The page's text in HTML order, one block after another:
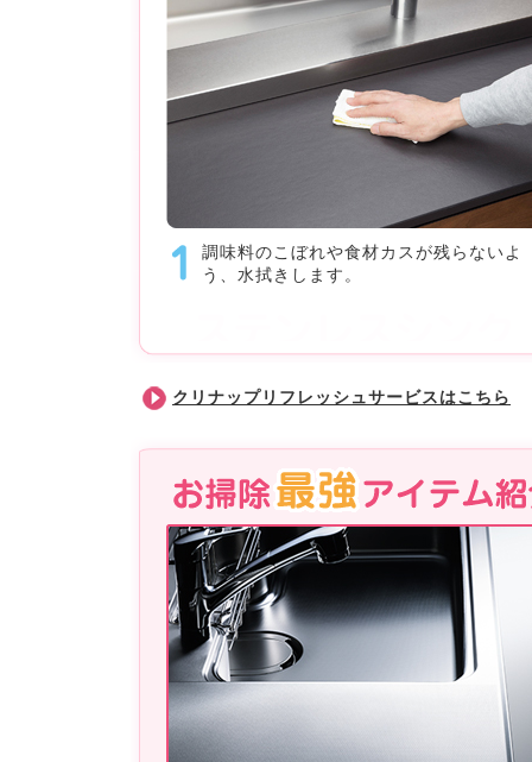
調味料のこぼれや食材カスが残らないよ
う、水拭きします。
クリナップリフレッシュサービスはこちら